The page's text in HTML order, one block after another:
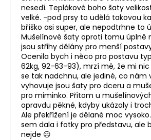
nesedí. Teplákové boho šaty
velké. -pod prsy to udělá takovou
bříško asi super, ale nepodtrhne to
Mušelínové šaty oproti tomu úplně
jsou střihy dělány pro menší
Ocenila bych i něco pro postavu
62kg, 92-63-93), mrzí mě, že mi
se tak nadchnu, ale jediné, co nám
vyhovuje jsou šaty pro dceru a
pro miminko. Přitom u
opravdu pěkné, kdyby ukázaly i
Ale překřížení je dělané moc
sem dala i fotky pro představu, ale
nejde ☹️